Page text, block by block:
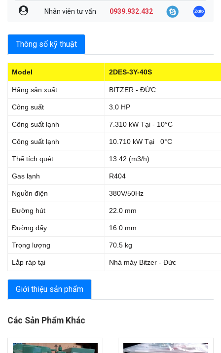
Nhân viên tư vấn 0939.932.432
Thông số kỹ thuật
Model 2DES-3Y-40S
Hãng sản xuất BITZER - ĐỨC
Công suất 3.0 HP
Công suất lạnh 7.310 kW Tại - 10°C
Công suất lạnh 10.710 kW Tại 0°C
Thể tích quét 13.42 (m3/h)
Gas lạnh R404
Nguồn điện 380V/50Hz
Đường hút 22.0 mm
Đường đẩy 16.0 mm
Trọng lượng 70.5 kg
Lắp ráp tại Nhà máy Bitzer - Đức
Giới thiệu sản phẩm
Các Sản Phẩm Khác